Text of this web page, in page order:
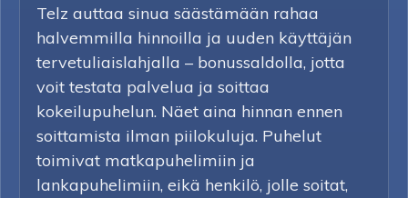
Telz auttaa sinua säästämään rahaa
halvemmilla hinnoilla ja uuden käyttäjän
tervetuliaislahjalla – bonussaldolla, jotta
voit testata palvelua ja soittaa
kokeilupuhelun. Näet aina hinnan ennen
soittamista ilman piilokuluja. Puhelut
toimivat matkapuhelimiin ja
lankapuhelimiin, eikä henkilö, jolle soitat,